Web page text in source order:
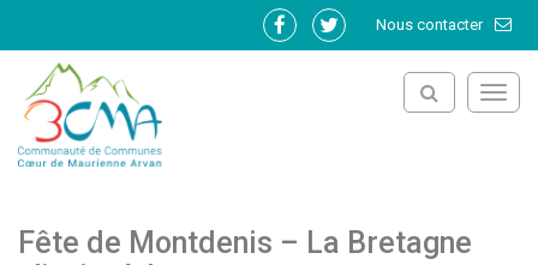
Nous contacter
Lien
Lien
Fête de Montdenis – La Bretagne